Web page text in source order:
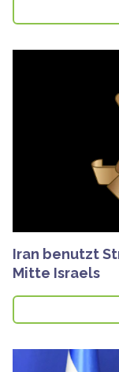
Iran benutzt
Mitte Israels